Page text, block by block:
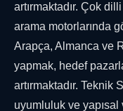
artırmaktadır. Çok
arama motorlarında
Arapça, Almanca ve
yapmak, hedef
artırmaktadır. Teknik
uyumluluk ve